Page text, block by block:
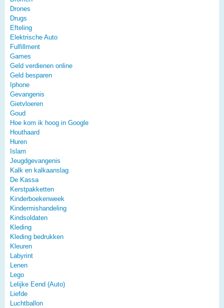
Drones
Drugs
Efteling
Elektrische Auto
Fulfillment
Games
Geld verdienen online
Geld besparen
Iphone
Gevangenis
Gietvloeren
Goud
Hoe kom ik hoog in Google
Houthaard
Huren
Islam
Jeugdgevangenis
Kalk en kalkaanslag
De Kassa
Kerstpakketten
Kinderboekenweek
Kindermishandeling
Kindsoldaten
Kleding
Kleding bedrukken
Kleuren
Labyrint
Lenen
Lego
Lelijke Eend (Auto)
Liefde
Luchtballon